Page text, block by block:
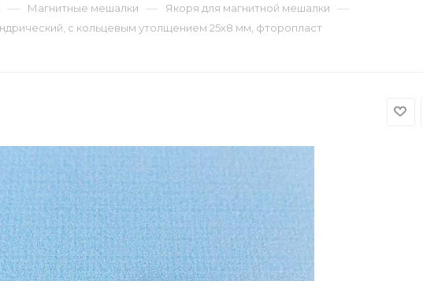
— Магнитные мешалки — Якоря для магнитной мешалки —
с кольцевым утолщением 25х8 мм, фторопласт